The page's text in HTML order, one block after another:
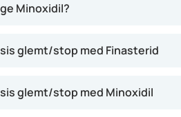
Minoxidil?
glemt/stop med Finasterid
glemt/stop med Minoxidil